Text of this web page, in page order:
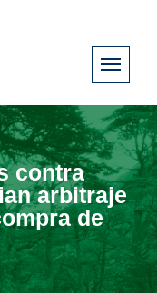
contra
arbitraje
de